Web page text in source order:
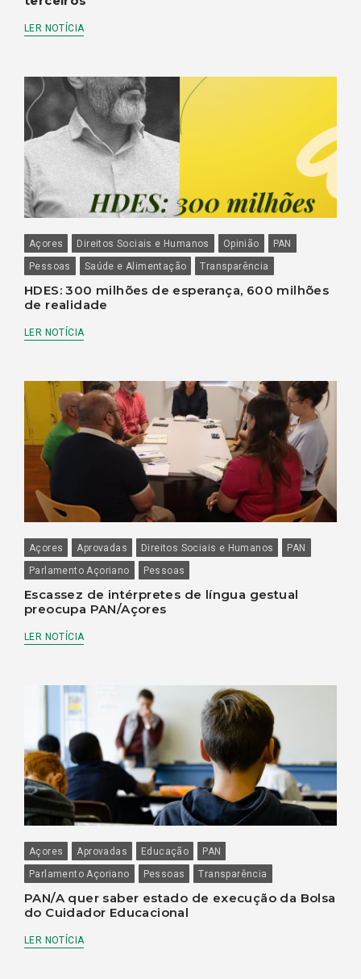
LER NOTÍCIA
Açores Direitos Sociais e Humanos Opinião
PAN
Pessoas
Saúde e Alimentação Transparência
HDES: 300 milhões de esperança, 600 milhões
de realidade
LER NOTÍCIA
Açores Aprovadas Direitos Sociais e Humanos
PAN
Parlamento Açoriano
Pessoas
Escassez de intérpretes de língua gestual
preocupa PAN/Açores
LER NOTÍCIA
Açores Aprovadas Educação
PAN
Parlamento Açoriano
Pessoas Transparência
PAN/A quer saber estado de execução da Bolsa
do Cuidador Educacional
LER NOTÍCIA